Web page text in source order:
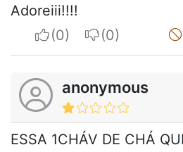
Adoreiii!!!!
I apreciateI do not
anonymous
ESSA 1CHÁV DE CHÁ